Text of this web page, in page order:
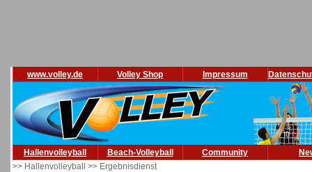
www.volley.de Volley Shop Impressum
Hallenvolleyball Beach-Volleyball Community
>> Hallenvolleyball >> Ergebnisdienst